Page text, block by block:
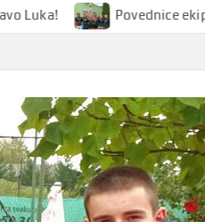
Povednice